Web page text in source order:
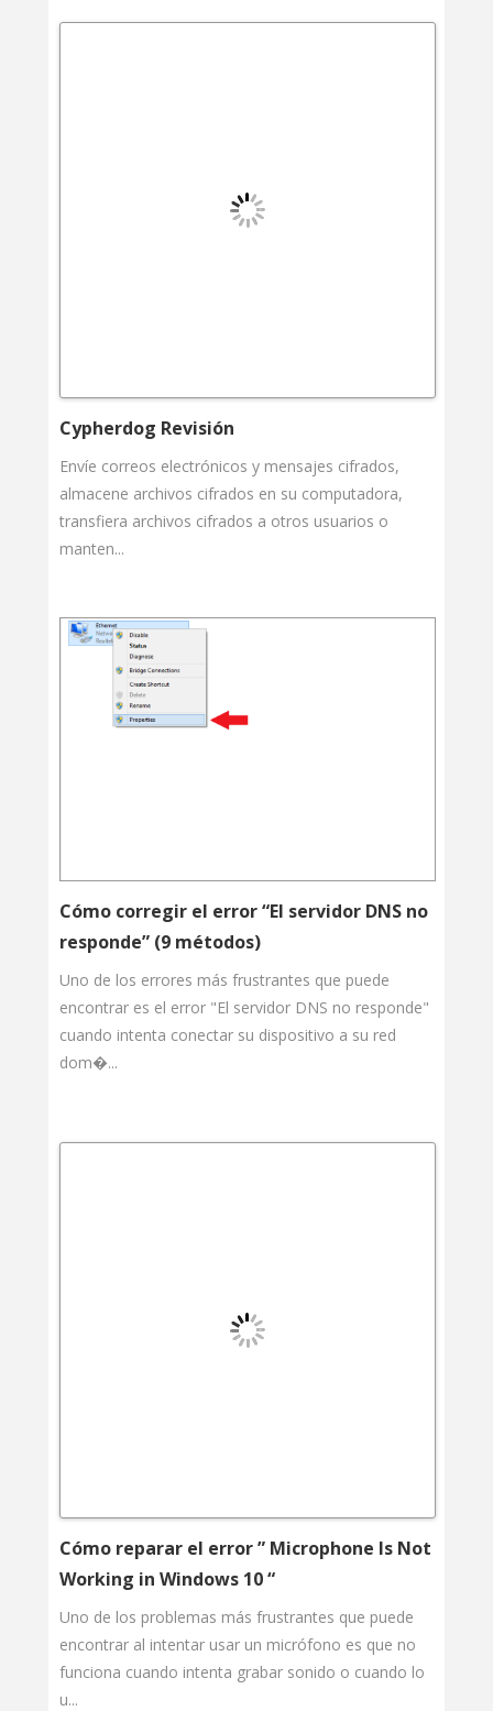
Cypherdog Revisión
Envíe correos electrónicos y mensajes cifrados,
almacene archivos cifrados en su computadora,
transfiera archivos cifrados a otros usuarios o
manten...
Cómo corregir el error “El servidor DNS no
responde” (9 métodos)
Uno de los errores más frustrantes que puede
encontrar es el error "El servidor DNS no responde"
cuando intenta conectar su dispositivo a su red
dom�...
Cómo reparar el error ” Microphone Is Not
Working in Windows 10 “
Uno de los problemas más frustrantes que puede
encontrar al intentar usar un micrófono es que no
funciona cuando intenta grabar sonido o cuando lo
u...